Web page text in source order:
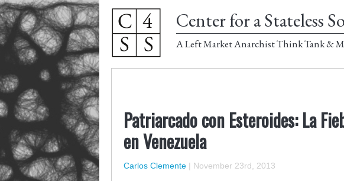
Center for a Stateless
A Left Market Anarchist Think Tank &
Patriarcado con Esteroides: La
en Venezuela
Carlos Clemente | November 23rd, 2013